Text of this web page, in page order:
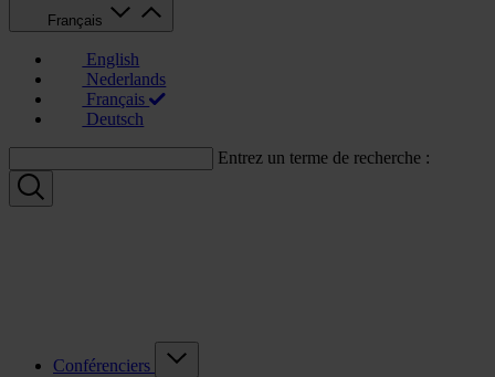
Français
English
Nederlands
Français
Deutsch
Entrez un terme de recherche :
Conférenciers